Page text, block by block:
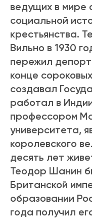
ведущих в мире
социальной
крестьянства.
Вильно в 1930
пережил
конце
создавал
работал в
профессором
университета,
королевского
десять лет
Теодор Шанин
Британской
образовании
года получил